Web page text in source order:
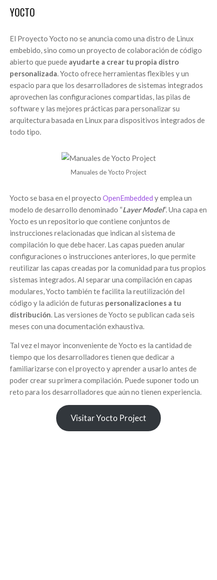
YOCTO
El Proyecto Yocto no se anuncia como una distro de Linux
embebido, sino como un proyecto de colaboración de código
abierto que puede ayudarte a crear tu propia distro
personalizada. Yocto ofrece herramientas flexibles y un
espacio para que los desarrolladores de sistemas integrados
aprovechen las configuraciones compartidas, las pilas de
software y las mejores prácticas para personalizar su
arquitectura basada en Linux para dispositivos integrados de
todo tipo.
Manuales de Yocto Project
Yocto se basa en el proyecto OpenEmbedded y emplea un
modelo de desarrollo denominado “Layer Model“. Una capa en
Yocto es un repositorio que contiene conjuntos de
instrucciones relacionadas que indican al sistema de
compilación lo que debe hacer. Las capas pueden anular
configuraciones o instrucciones anteriores, lo que permite
reutilizar las capas creadas por la comunidad para tus propios
sistemas integrados. Al separar una compilación en capas
modulares, Yocto también te facilita la reutilización del
código y la adición de futuras personalizaciones a tu
distribución . Las versiones de Yocto se publican cada seis
meses con una documentación exhaustiva.
Tal vez el mayor inconveniente de Yocto es la cantidad de
tiempo que los desarrolladores tienen que dedicar a
familiarizarse con el proyecto y aprender a usarlo antes de
poder crear su primera compilación. Puede suponer todo un
reto para los desarrolladores que aún no tienen experiencia.
Visitar Yocto Project